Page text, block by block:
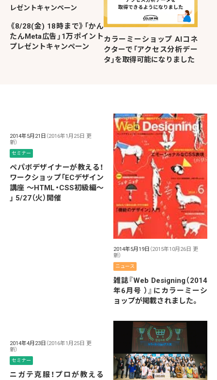
《8/28(金) 18時まで》「かん
たんMeta広告」1万ポイント
プレゼントキャンペーン
カラーミーショップ AIコネ
クターで「アクセス分析デー
タ」を取得可能になりました
2014年5月21日 （2016年1月25日 更
新）
セミナー
ペパボデザイナーが教える！
ワークショップ「ECデザイン
講座 〜HTML・CSS初級編〜
」 5/27（火）開催
2014年5月19日 （2015年10月26日 更
新）
ニュース
雑誌『Web Designing（2014
年6月号 ）』にカラーミーシ
ョップが掲載されました。
2014年4月23日 （2016年1月25日 更
新）
セミナー
ニガテ克服！プロが教える